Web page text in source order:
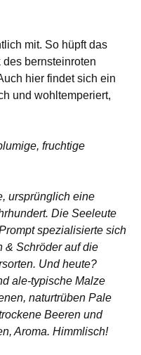
mit. So hüpft das
des bernsteinroten
hier findet sich ein
und wohltemperiert,
fruchtige
ursprünglich eine
Die Seeleute
spezialisierte sich
& Schröder auf die
Und heute?
ale-typische Malze
naturtrüben Pale
Beeren und
Aroma. Himmlisch!